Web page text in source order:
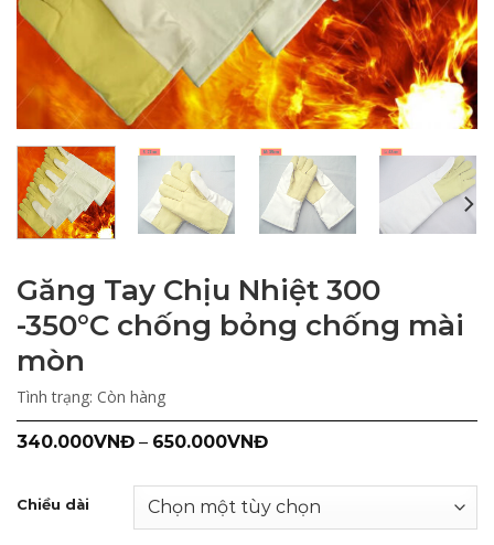
Găng Tay Chịu Nhiệt 300
-350°C chống bỏng chống mài
mòn
Tình trạng: Còn hàng
340.000VNĐ – 650.000VNĐ
Chiều dài